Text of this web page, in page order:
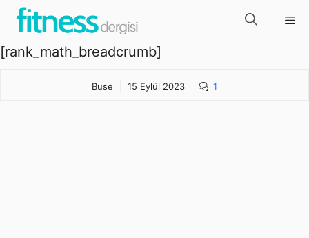
İçeriğe
atla
[rank_math_breadcrumb]
Buse 15 Eylül 2023 1